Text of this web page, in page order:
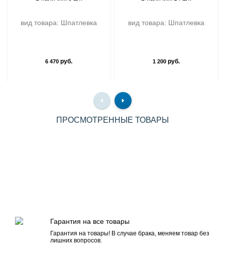
вид товара: Шпатлевка
6 470 руб.
вид товара: Шпатлевка
1 200 руб.
ПРОСМОТРЕННЫЕ ТОВАРЫ
Гарантия на все товары
Гарантия на товары! В случае брака, меняем товар без
лишних вопросов.